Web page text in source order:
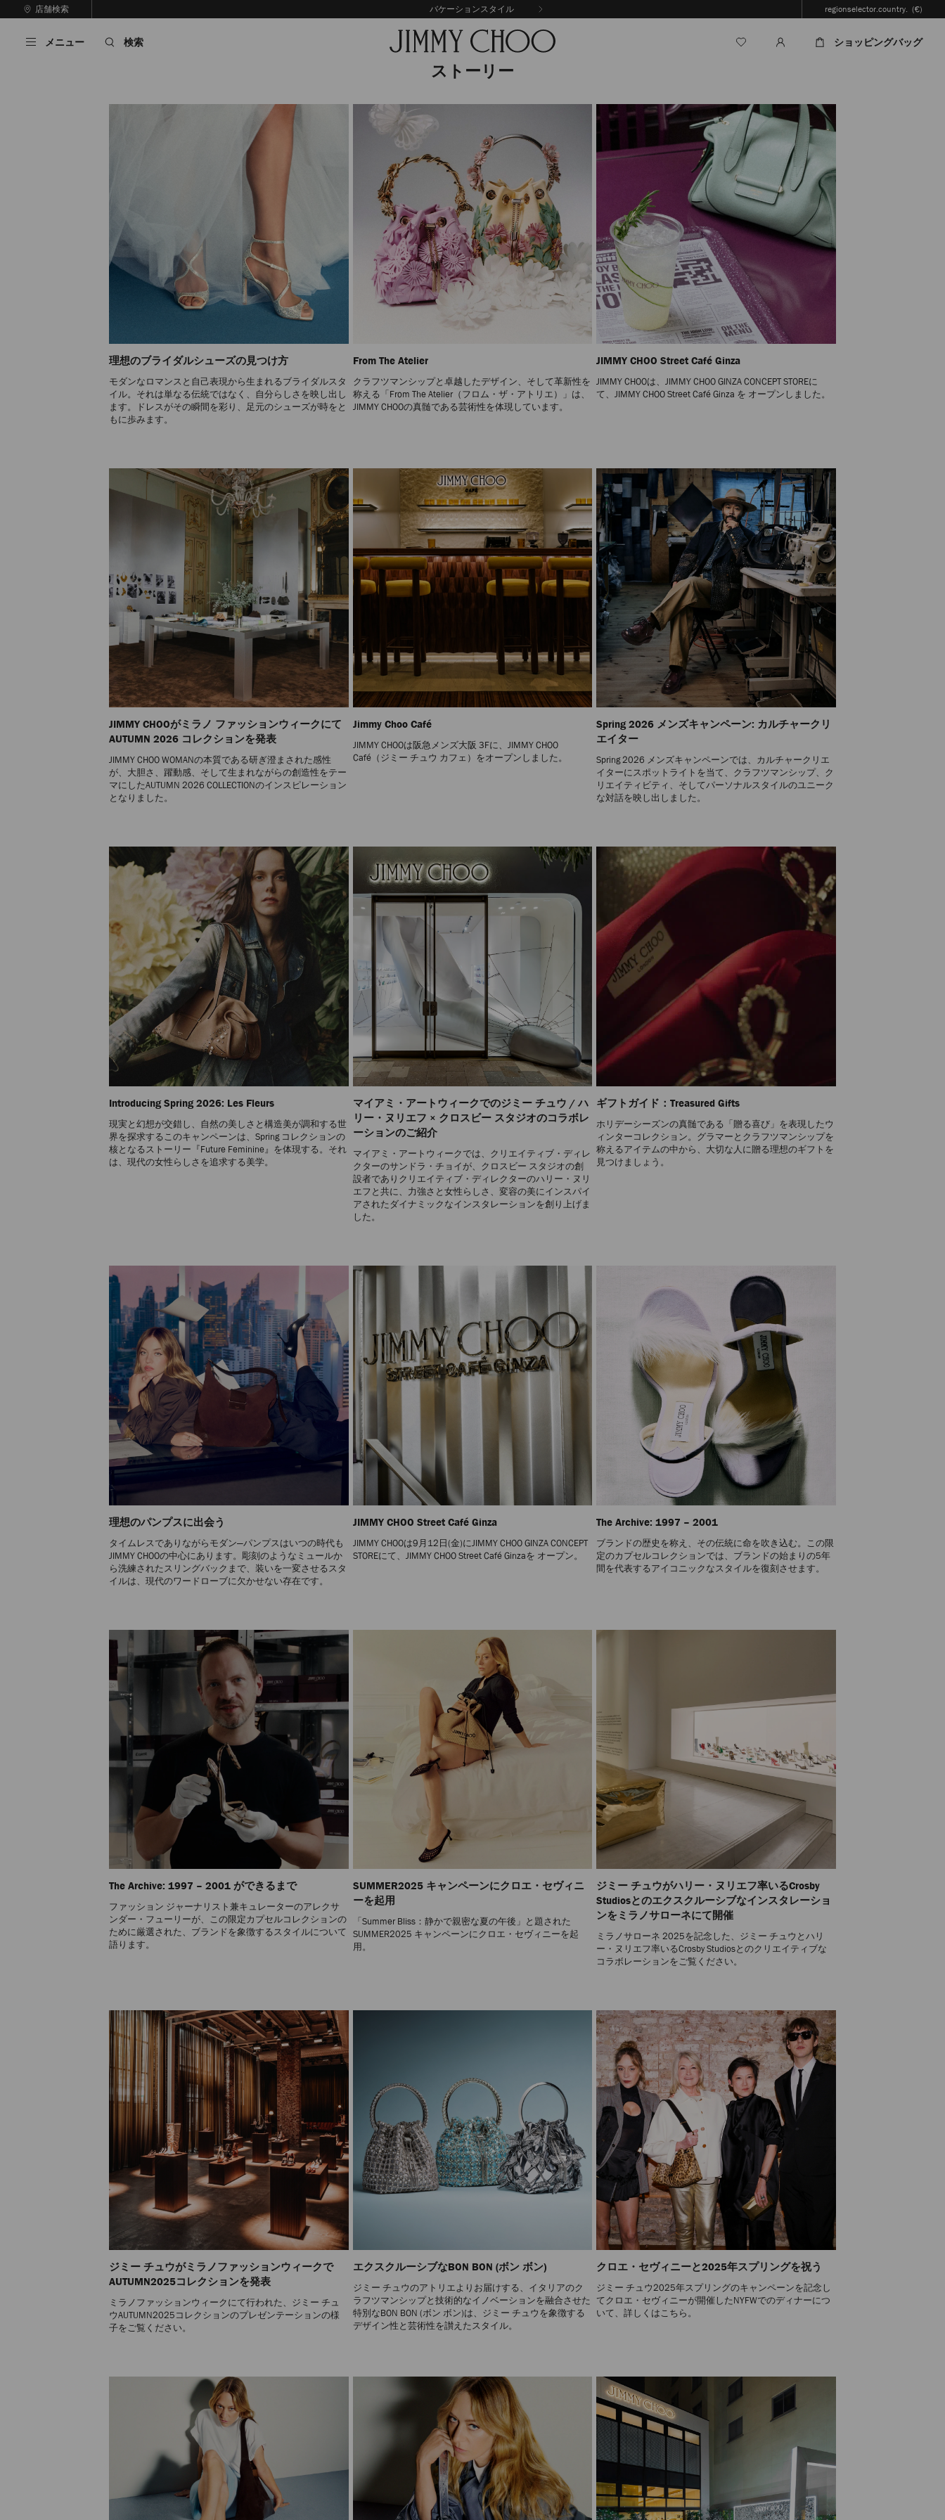
ン
店舗検索 配送料・返送料無料 regionselector.country. (€)
メニュー 検索 ショッピングバッグ
ストーリー
理想のブライダルシューズの見つけ方
モダンなロマンスと自己表現から生まれるブライダルスタ
イル。それは単なる伝統ではなく、自分らしさを映し出し
ます。ドレスがその瞬間を彩り、足元のシューズが時をと
もに歩みます。
From The Atelier
クラフツマンシップと卓越したデザイン、そして革新性を
称える「From The Atelier（フロム・ザ・アトリエ）」は、
JIMMY CHOOの真髄である芸術性を体現しています。
JIMMY CHOO Street Café Ginza
JIMMY CHOOは、JIMMY CHOO GINZA CONCEPT STOREに
て、JIMMY CHOO Street Café Ginza を オープンしました。
JIMMY CHOOがミラノ ファッションウィークにて
AUTUMN 2026 コレクションを発表
JIMMY CHOO WOMANの本質である研ぎ澄まされた感性
が、大胆さ、躍動感、そして生まれながらの創造性をテー
マにしたAUTUMN 2026 COLLECTIONのインスピレーション
となりました。
Jimmy Choo Café
JIMMY CHOOは阪急メンズ大阪 3Fに、JIMMY CHOO
Café（ジミー チュウ カフェ）をオープンしました。
Spring 2026 メンズキャンペーン: カルチャークリ
エイター
Spring 2026 メンズキャンペーンでは、カルチャークリエ
イターにスポットライトを当て、クラフツマンシップ、ク
リエイティビティ、そしてパーソナルスタイルのユニーク
な対話を映し出しました。
Introducing Spring 2026: Les Fleurs
現実と幻想が交錯し、自然の美しさと構造美が調和する世
界を探求するこのキャンペーンは、Spring コレクションの
核となるストーリー『Future Feminine』を体現する。それ
は、現代の女性らしさを追求する美学。
マイアミ・アートウィークでのジミー チュウ / ハ
リー・ヌリエフ × クロスビー スタジオのコラボレ
ーションのご紹介
マイアミ・アートウィークでは、クリエイティブ・ディレ
クターのサンドラ・チョイが、クロスビー スタジオの創
設者でありクリエイティブ・ディレクターのハリー・ヌリ
エフと共に、力強さと女性らしさ、変容の美にインスパイ
アされたダイナミックなインスタレーションを創り上げま
した。
ギフトガイド：Treasured Gifts
ホリデーシーズンの真髄である「贈る喜び」を表現したウ
ィンターコレクション。グラマーとクラフツマンシップを
称えるアイテムの中から、大切な人に贈る理想のギフトを
見つけましょう。
理想のパンプスに出会う
タイムレスでありながらモダン—パンプスはいつの時代も
JIMMY CHOOの中心にあります。彫刻のようなミュールか
ら洗練されたスリングバックまで、装いを一変させるスタ
イルは、現代のワードローブに欠かせない存在です。
JIMMY CHOO Street Café Ginza
JIMMY CHOOは9月12日(金)にJIMMY CHOO GINZA CONCEPT
STOREにて、JIMMY CHOO Street Café Ginzaを オープン。
The Archive: 1997 – 2001
ブランドの歴史を称え、その伝統に命を吹き込む。この限
定のカプセルコレクションでは、ブランドの始まりの5年
間を代表するアイコニックなスタイルを復刻させます。
The Archive: 1997 – 2001 ができるまで
ファッション ジャーナリスト兼キュレーターのアレクサ
ンダー・フューリーが、この限定カプセルコレクションの
ために厳選された、ブランドを象徴するスタイルについて
語ります。
SUMMER2025 キャンペーンにクロエ・セヴィニ
ーを起用
「Summer Bliss：静かで親密な夏の午後」と題された
SUMMER2025 キャンペーンにクロエ・セヴィニーを起
用。
ジミー チュウがハリー・ヌリエフ率いるCrosby
Studiosとのエクスクルーシブなインスタレーショ
ンをミラノサローネにて開催
ミラノサローネ 2025を記念した、ジミー チュウとハリ
ー・ヌリエフ率いるCrosby Studiosとのクリエイティブな
コラボレーションをご覧ください。
ジミー チュウがミラノファッションウィークで
AUTUMN2025コレクションを発表
ミラノファッションウィークにて行われた、ジミー チュ
ウAUTUMN2025コレクションのプレゼンテーションの様
子をご覧ください。
エクスクルーシブなBON BON (ボン ボン)
ジミー チュウのアトリエよりお届けする、イタリアのク
ラフツマンシップと技術的なイノベーションを融合させた
特別なBON BON (ボン ボン)は、ジミー チュウを象徴する
デザイン性と芸術性を讃えたスタイル。
クロエ・セヴィニーと2025年スプリングを祝う
ジミー チュウ2025年スプリングのキャンペーンを記念し
てクロエ・セヴィニーが開催したNYFWでのディナーにつ
いて、詳しくはこちら。